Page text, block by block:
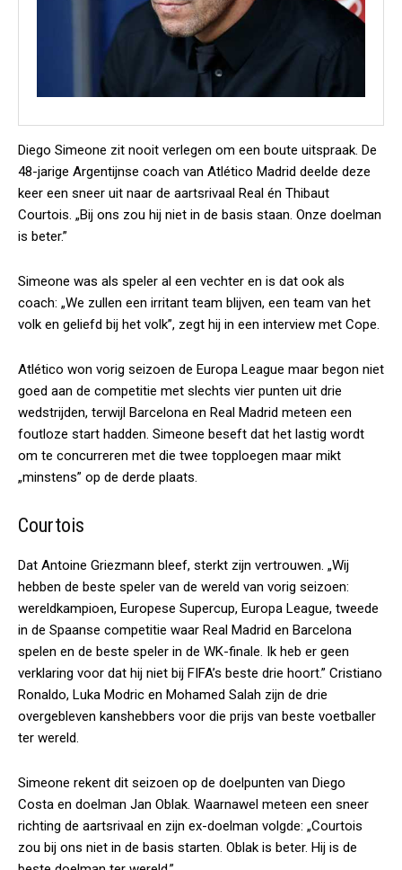
Diego Simeone zit nooit verlegen om een boute uitspraak. De
48-jarige Argentijnse coach van Atlético Madrid deelde deze
keer een sneer uit naar de aartsrivaal Real én Thibaut
Courtois. „Bij ons zou hij niet in de basis staan. Onze doelman
is beter.”
Simeone was als speler al een vechter en is dat ook als
coach: „We zullen een irritant team blijven, een team van het
volk en geliefd bij het volk”, zegt hij in een interview met Cope.
Atlético won vorig seizoen de Europa League maar begon niet
goed aan de competitie met slechts vier punten uit drie
wedstrijden, terwijl Barcelona en Real Madrid meteen een
foutloze start hadden. Simeone beseft dat het lastig wordt
om te concurreren met die twee topploegen maar mikt
„minstens” op de derde plaats.
Courtois
Dat Antoine Griezmann bleef, sterkt zijn vertrouwen. „Wij
hebben de beste speler van de wereld van vorig seizoen:
wereldkampioen, Europese Supercup, Europa League, tweede
in de Spaanse competitie waar Real Madrid en Barcelona
spelen en de beste speler in de WK-finale. Ik heb er geen
verklaring voor dat hij niet bij FIFA’s beste drie hoort.” Cristiano
Ronaldo, Luka Modric en Mohamed Salah zijn de drie
overgebleven kanshebbers voor die prijs van beste voetballer
ter wereld.
Simeone rekent dit seizoen op de doelpunten van Diego
Costa en doelman Jan Oblak. Waarnawel meteen een sneer
richting de aartsrivaal en zijn ex-doelman volgde: „Courtois
zou bij ons niet in de basis starten. Oblak is beter. Hij is de